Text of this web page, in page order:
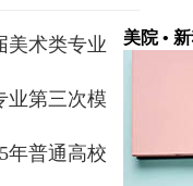
美术类专业
业第三次模
年普通高校
美院 •